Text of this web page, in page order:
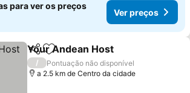
para ver os preços
Ver preços
PartilharAdicionar aos favoritos
Your Andean Host
/
Pontuação não disponível
a 2.5 km de Centro da cidade